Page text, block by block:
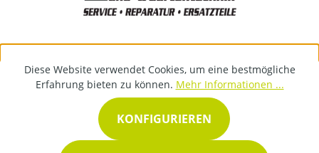
Diese Website verwendet Cookies, um eine bestmögliche
Erfahrung bieten zu können. Mehr Informationen ...
KONFIGURIEREN